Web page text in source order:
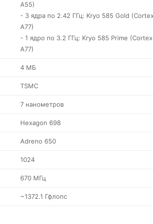
A55)
- 3 ядра по 2.42 ГГц: Kryo 585 Gold
A77)
- 1 ядро по 3.2 ГГц: Kryo 585 Prime
A77)
4 МБ
TSMC
7 нанометров
Hexagon 698
Adreno 650
1024
670 МГц
~1372.1 Гфлопс